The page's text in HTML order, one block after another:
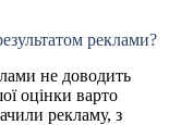
реклами?
не доводить
оцінки варто
рекламу, з